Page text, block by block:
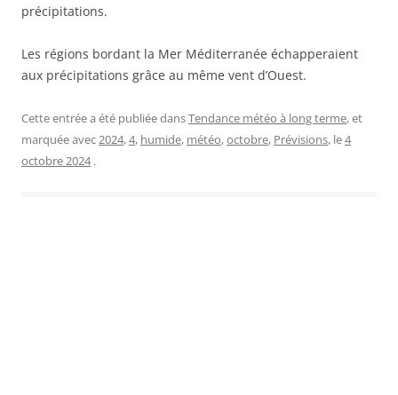
précipitations.
Les régions bordant la Mer Méditerranée échapperaient
aux précipitations grâce au même vent d’Ouest.
Cette entrée a été publiée dansTendance météo à long terme, et
marquée avec2024,4, humide, météo,octobre, Prévisions, le4
octobre 2024 .